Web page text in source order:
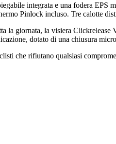
integrata e una fodera
Pinlock incluso. Tre calotte
la giornata, la visiera
dotato di una chiusura
che rifiutano qualsiasi